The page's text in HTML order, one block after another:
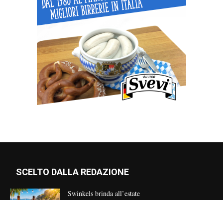
SCELTO DALLA REDAZIONE
Swinkels brinda all’estate